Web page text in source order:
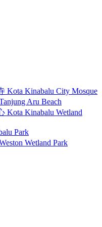
Kota Kinabalu City Mosque
Aru Beach
Kota Kinabalu Wetland
Park
Wetland Park